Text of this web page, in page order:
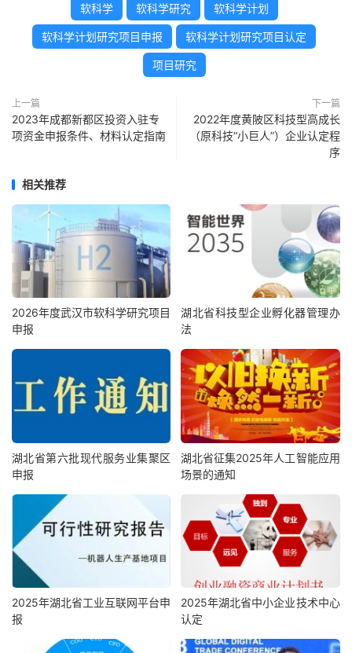
软科学 软科学研究 软科学计划
软科学计划研究项目申报 软科学计划研究项目认定
项目研究
上一篇
2023年成都新都区投资入驻专
项资金申报条件、材料认定指南
下一篇
2022年度黄陂区科技型高成长
（原科技“小巨人”）企业认定程
序
相关推荐
2026年度武汉市软科学研究项目
申报
湖北省科技型企业孵化器管理办
法
湖北省第六批现代服务业集聚区
申报
湖北省征集2025年人工智能应用
场景的通知
2025年湖北省工业互联网平台申
报
2025年湖北省中小企业技术中心
认定